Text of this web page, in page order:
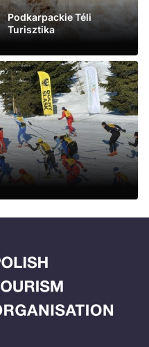
Podkarpackie Téli
Turisztika
See more